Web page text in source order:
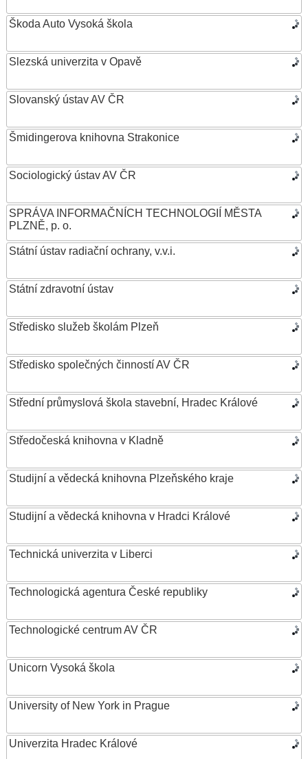
Škoda Auto Vysoká škola
Slezská univerzita v Opavě
Slovanský ústav AV ČR
Šmidingerova knihovna Strakonice
Sociologický ústav AV ČR
SPRÁVA INFORMAČNÍCH TECHNOLOGIÍ MĚSTA
PLZNĚ, p. o.
Státní ústav radiační ochrany, v.v.i.
Státní zdravotní ústav
Středisko služeb školám Plzeň
Středisko společných činností AV ČR
Střední průmyslová škola stavební, Hradec Králové
Středočeská knihovna v Kladně
Studijní a vědecká knihovna Plzeňského kraje
Studijní a vědecká knihovna v Hradci Králové
Technická univerzita v Liberci
Technologická agentura České republiky
Technologické centrum AV ČR
Unicorn Vysoká škola
University of New York in Prague
Univerzita Hradec Králové